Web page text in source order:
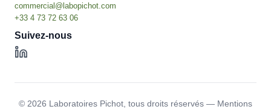
Suivez-nous
© 2026 Laboratoires Pichot, tous droits réservés — Mentions